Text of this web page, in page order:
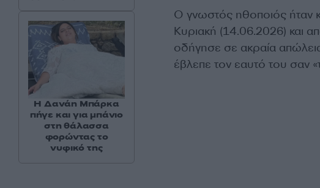
Ο γνωστός ηθοποιός ήταν
Κυριακή (14.06.2026) και
οδήγησε σε ακραία
έβλεπε τον εαυτό του σαν
Η Δανάη Μπάρκα
πήγε και για μπάνιο
στη θάλασσα
φορώντας το
νυφικό της